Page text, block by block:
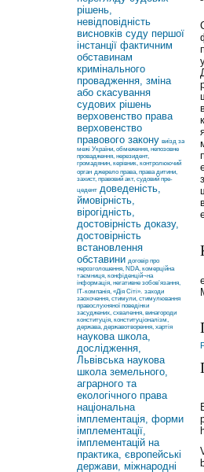
рішень,
невідповідність
висновків суду першої
інстанції фактичним
обставинам
кримінального
провадження, зміна
або скасування
судових рішень
верховенство права
верховенство
правового закону виїзд за
межі України, обмеження, непозовне
провадження, нерезидент,
громадянин, керівник, контролюючий
орган джерело права, права дитини,
захист, правовий акт, судовий пре-
цедент доведеність,
ймовірність,
вірогідність,
достовірність доказу,
достовірність
встановлення
обставини договір про
нерозголошення, NDA, комерційна
таємниця, конфіденцій¬на
інформація, негативне зобов’язання,
ІТ-компанія, «Дія Сіті». заходи
заохочення, стимули, стимулювання
правослухняної поведінки
засуджених, схвалення, винагороди
конституція, конституціоналізм,
держава, державотворення, хартія
наукова школа,
дослідження,
Львівська наукова
школа земельного,
аграрного та
екологічного права
національна
імплементація, форми
імплементації,
імплементацій на
практика, європейські
держави, міжнародні